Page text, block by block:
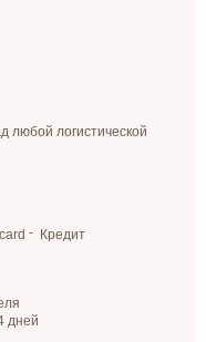
любой логистической
Кредит
дней